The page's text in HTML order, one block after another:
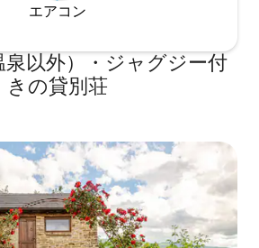
エアコン
泉以外）・ジャグジー付
きの貸別荘
スです。